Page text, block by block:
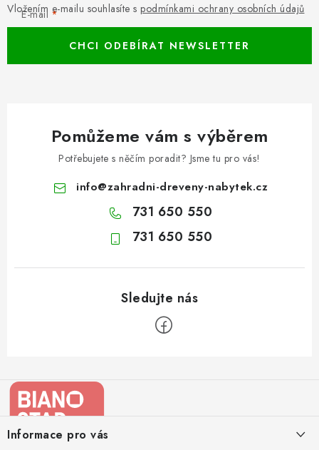
E-mail
Vložením e-mailu souhlasíte s podmínkami ochrany osobních údajů
CHCI ODEBÍRAT NEWSLETTER
Pomůžeme vám s výběrem
Potřebujete s něčím poradit? Jsme tu pro vás!
info@zahradni-dreveny-nabytek.cz
731 650 550
731 650 550
aInformace pro vás